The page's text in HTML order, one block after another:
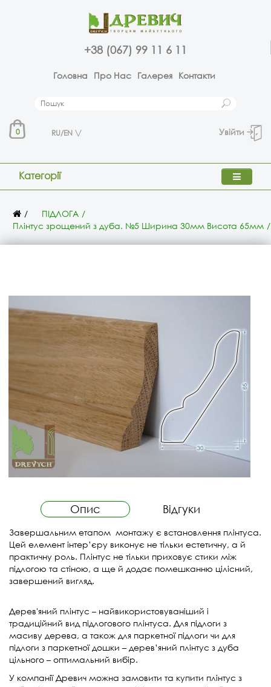
+38 (067) 99 11 6 11
Головна Про Нас Галерея Контакти
0 RU/EN Увійти
Категорії
ПІДЛОГА
Плінтус зрощений з дуба. №5 Ширина 30мм Висота 65мм
Опис Відгуки
Завершальним етапом монтажу є встановлення плінтуса.
Цей елемент інтер’єру виконує не тільки естетичну, а й
практичну роль. Плінтус не тільки приховує стики між
підлогою та стіною, а ще й додає помешканню цілісний,
завершений вигляд.
Дерев'яний плінтус – найвикористовуваніший і
традиційний вид підлогового плінтуса. Для підлоги з
масиву дерева, а також для паркетної підлоги чи для
підлоги з паркетної дошки – дерев’яний плінтус з дуба
цільного – оптимальний вибір.
У компанії Древич можна замовити та купити плінтус з